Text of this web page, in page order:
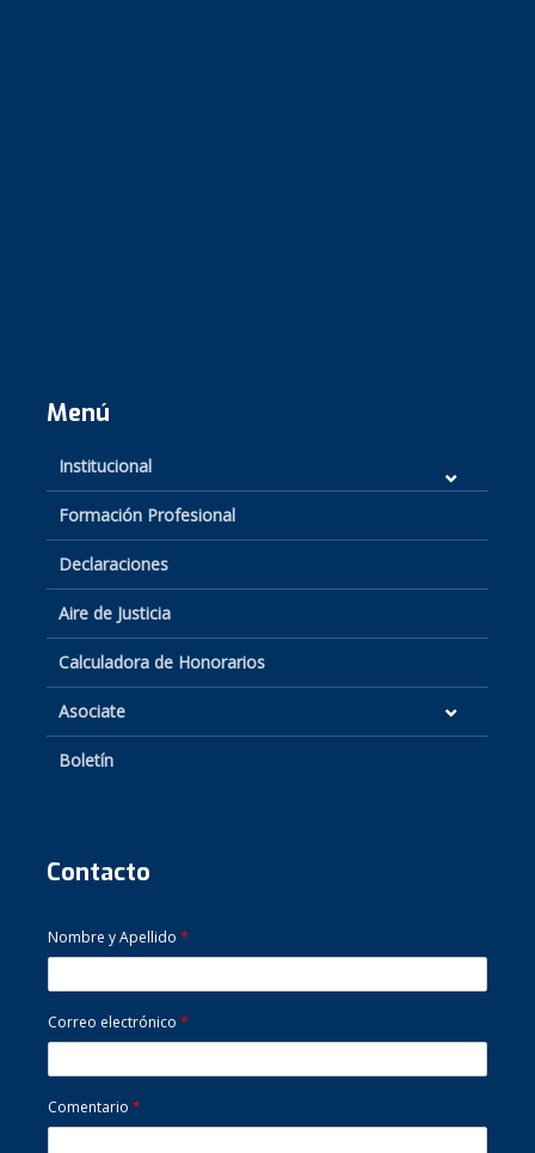
Menú
Institucional
Formación Profesional
Declaraciones
Aire de Justicia
Calculadora de Honorarios
Asociate
Boletín
Contacto
Nombre y Apellido *
Correo electrónico *
Comentario *